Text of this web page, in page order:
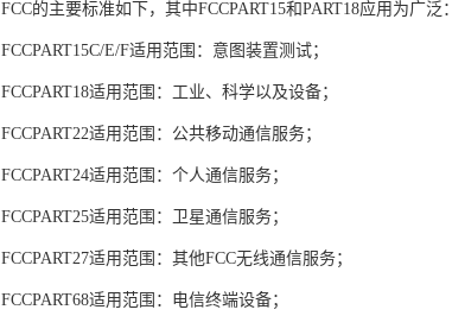
FCC的主要标准如下，其中FCCPART15和PART18应用为广泛：
FCCPART15C/E/F适用范围：意图装置测试；
FCCPART18适用范围：工业、科学以及设备；
FCCPART22适用范围：公共移动通信服务；
FCCPART24适用范围：个人通信服务；
FCCPART25适用范围：卫星通信服务；
FCCPART27适用范围：其他FCC无线通信服务；
FCCPART68适用范围：电信终端设备；